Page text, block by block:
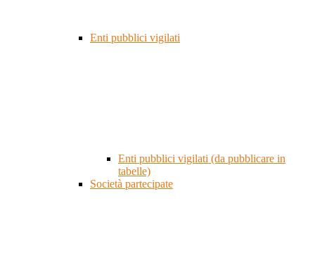
Enti pubblici vigilati
Enti pubblici vigilati (da pubblicare in
tabelle)
Società partecipate